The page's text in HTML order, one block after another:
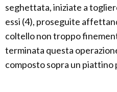
seghettata, iniziate a
essi (4), proseguite
coltello non troppo
terminata questa
composto sopra un piattino